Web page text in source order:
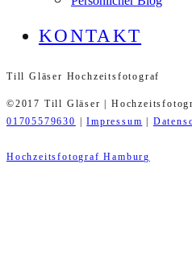
KONTAKT
Till Gläser Hochzeitsfotograf
©2017 Till Gläser |
01705579630
|Impressum
Hochzeitsfotograf Hamburg